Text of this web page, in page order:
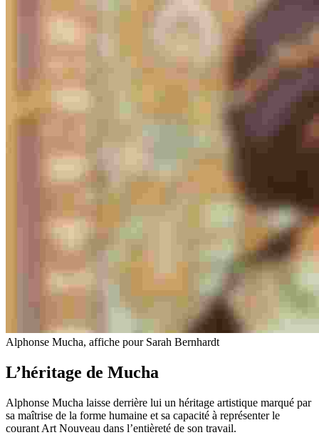
Alphonse Mucha, affiche pour Sarah Bernhardt
L’héritage de Mucha
Alphonse Mucha laisse derrière lui un héritage artistique marqué par
sa maîtrise de la forme humaine et sa capacité à représenter le
courant Art Nouveau dans l’entièreté de son travail.